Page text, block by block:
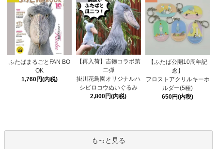
ふたばまるごとFAN BO
OK
1,760円(内税)
【再入荷】吉徳コラボ第
二弾
掛川花鳥園オリジナルハ
シビロコウぬいぐるみ
2,800円(内税)
【ふたば公開10周年記
念】
フロストアクリルキーホ
ルダー(5種)
650円(内税)
もっと見る